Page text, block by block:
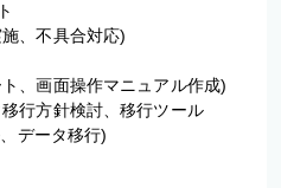
、不具合対応)
、画面操作マニュアル作成)
行方針検討、移行ツール
データ移行)